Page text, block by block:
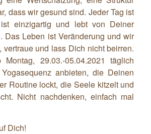
dass wir gesund sind. Jeder Tag ist
einzigartig und lebt von Deiner
Das Leben ist Veränderung und wir
vertraue und lass Dich nicht beirren.
29.03.-05.04.2021 täglich
anbieten, die Deinen
Routine lockt, die Seele kitzelt und
Nicht nachdenken, einfach mal
Dich!